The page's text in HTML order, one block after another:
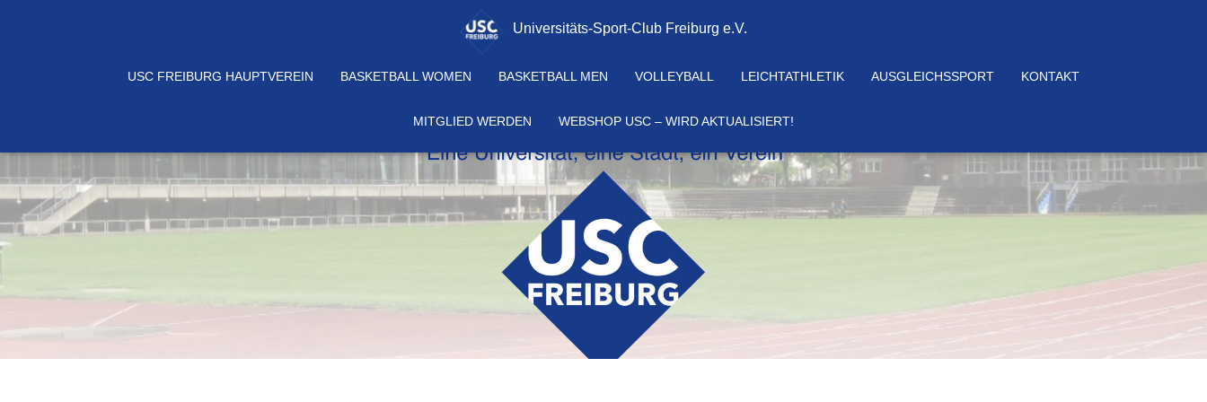
Universitäts-Sport-Club Freiburg e.V.
USC FREIBURG HAUPTVEREIN BASKETBALL WOMEN BASKETBALL MEN VOLLEYBALL LEICHTATHLETIK AUSGLEICHSSPORT KONTAKT
MITGLIED WERDEN WEBSHOP USC – WIRD AKTUALISIERT!